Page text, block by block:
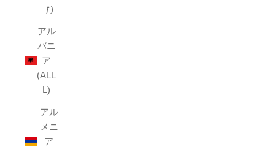
ƒ)
アル
バニ
ア
(ALL
L)
アル
メニ
ア